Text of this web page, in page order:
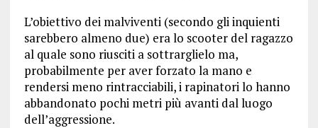
L’obiettivo dei malviventi (secondo gli inquienti
sarebbero almeno due) era lo scooter del ragazzo
al quale sono riusciti a sottrarglielo ma,
probabilmente per aver forzato la mano e
rendersi meno rintracciabili, i rapinatori lo hanno
abbandonato pochi metri più avanti dal luogo
dell’aggressione.